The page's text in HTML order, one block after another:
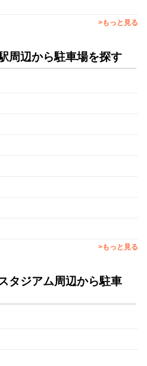
>もっと見る
周辺から駐車場を探す
>もっと見る
タジアム周辺から駐車